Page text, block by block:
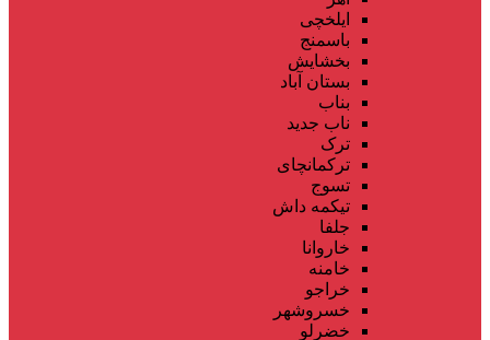
ایلخچی
باسمنج
بخشایش
بستان آباد
بناب
ناب جدید
ترک
ترکمانچای
تسوج
تیکمه داش
جلفا
خاروانا
خامنه
خراجو
خسروشهر
خضرلو